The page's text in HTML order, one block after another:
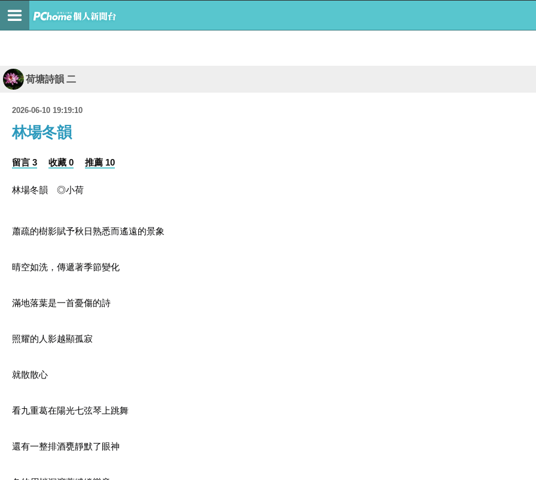
荷塘詩韻 二
2026-06-10 19:19:10
林場冬韻
留言 3 收藏 0 推薦 10
林場冬韻　◎小荷
蕭疏的樹影賦予秋日熟悉而遙遠的景象
晴空如洗，傳遞著季節變化
滿地落葉是一首憂傷的詩
照耀的人影越顯孤寂
就散散心
看九重葛在陽光七弦琴上跳舞
還有一整排酒甕靜默了眼神